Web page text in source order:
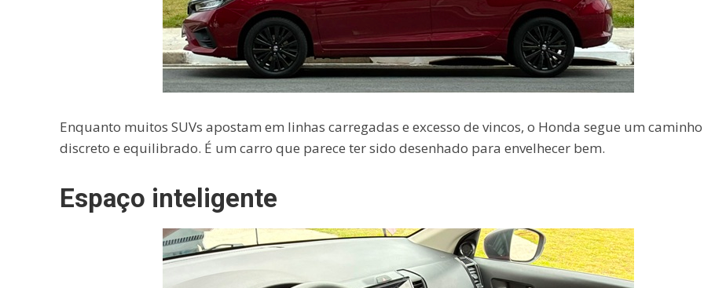
Enquanto muitos SUVs apostam em linhas carregadas e excesso de vincos, o Honda segue um
discreto e equilibrado. É um carro que parece ter sido desenhado para envelhecer bem.
Espaço inteligente